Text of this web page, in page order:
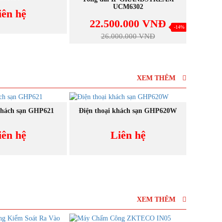
hệ
UCM6302
22.500.000 VNĐ
26.000.000 VNĐ
-14%
XEM THÊM
NGAY
sạn GHP621
hệ
MUA NGAY
Điện thoại khách sạn GHP620W
Liên hệ
XEM THÊM